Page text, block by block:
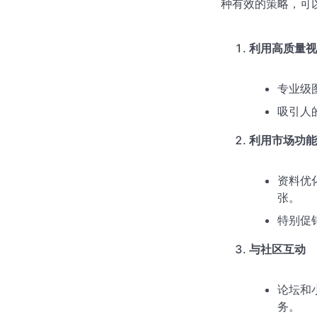
种有效的策略，可
利用高质量
专业级
吸引人
利用市场功能
资料优
张。
特别促
与社区互动
论坛和
务。